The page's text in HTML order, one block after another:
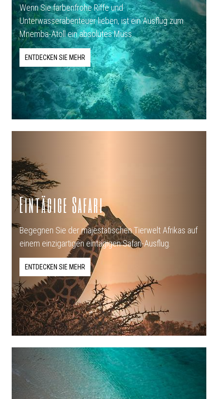
Wenn Sie farbenfrohe Riffe und
Unterwasserabenteuer lieben, ist ein Ausflug zum
Mnemba-Atoll ein absolutes Muss.
ENTDECKEN SIE MEHR
Eintägige Safari
Begegnen Sie der majestätischen Tierwelt Afrikas auf
einem einzigartigen eintägigen Safari-Ausflug.
ENTDECKEN SIE MEHR